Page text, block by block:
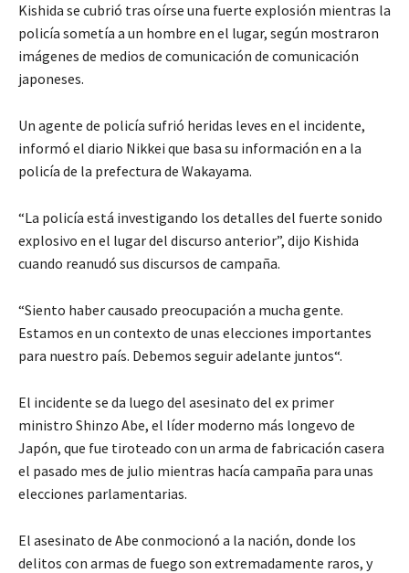
Kishida se cubrió tras oírse una fuerte explosión mientras la
policía sometía a un hombre en el lugar, según mostraron
imágenes de medios de comunicación de comunicación
japoneses.
Un agente de policía sufrió heridas leves en el incidente,
informó el diario Nikkei que basa su información en a la
policía de la prefectura de Wakayama.
“La policía está investigando los detalles del fuerte sonido
explosivo en el lugar del discurso anterior”, dijo Kishida
cuando reanudó sus discursos de campaña.
“Siento haber causado preocupación a mucha gente.
Estamos en un contexto de unas elecciones importantes
para nuestro país. Debemos seguir adelante juntos“.
El incidente se da luego del asesinato del ex primer
ministro Shinzo Abe, el líder moderno más longevo de
Japón, que fue tiroteado con un arma de fabricación casera
el pasado mes de julio mientras hacía campaña para unas
elecciones parlamentarias.
El asesinato de Abe conmocionó a la nación, donde los
delitos con armas de fuego son extremadamente raros, y